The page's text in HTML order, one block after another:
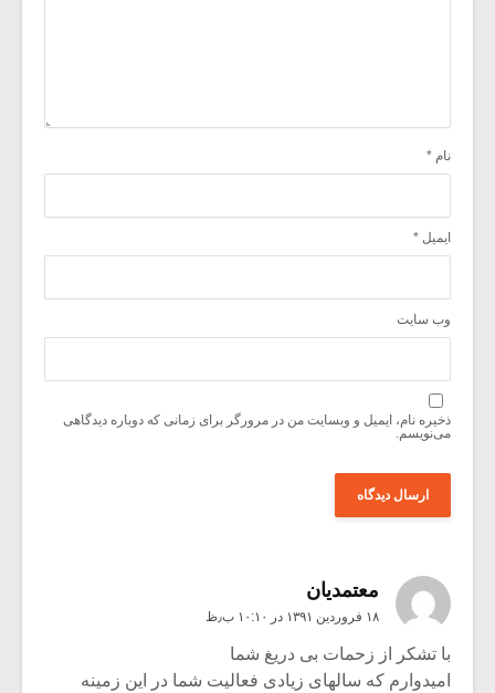
نام *
ایمیل *
وب‌ سایت
ذخیره نام، ایمیل و وبسایت من در مرورگر برای زمانی که دوباره دیدگاهی
می‌نویسم.
معتمدیان
۱۸ فروردین ۱۳۹۱ در ۱۰:۱۰ ب٫ظ
با تشکر از زحمات بی دریغ شما
امیدوارم که سالهای زیادی فعالیت شما در این زمینه